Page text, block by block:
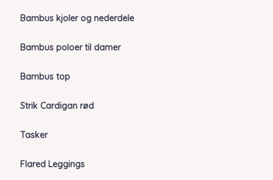
Bambus kjoler og nederdele
Bambus poloer til damer
Bambus top
Strik Cardigan rød
Tasker
Flared Leggings